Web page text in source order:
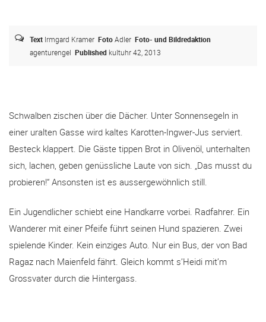
Text Irmgard Kramer FotoAdler Foto- und Bildredaktion
agenturengel Published kultuhr 42, 2013
Schwalben zischen über die Dächer. Unter Sonnensegeln in
einer uralten Gasse wird kaltes Karotten-Ingwer-Jus serviert.
Besteck klappert. Die Gäste tippen Brot in Olivenöl, unterhalten
sich, lachen, geben genüssliche Laute von sich. „Das musst du
probieren!“ Ansonsten ist es aussergewöhnlich still.
Ein Jugendlicher schiebt eine Handkarre vorbei. Radfahrer. Ein
Wanderer mit einer Pfeife führt seinen Hund spazieren. Zwei
spielende Kinder. Kein einziges Auto. Nur ein Bus, der von Bad
Ragaz nach Maienfeld fährt. Gleich kommt s’Heidi mit’m
Grossvater durch die Hintergass.